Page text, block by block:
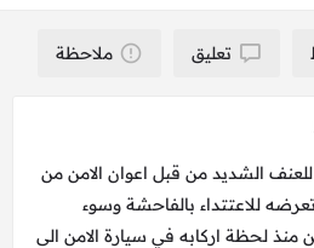
تعليق ملاحظة
الشديد من قبل اعوان الامن من
للاعتتداء بالفاحشة وسوء
منذ لحظة اركابه في سيارة الامن الى